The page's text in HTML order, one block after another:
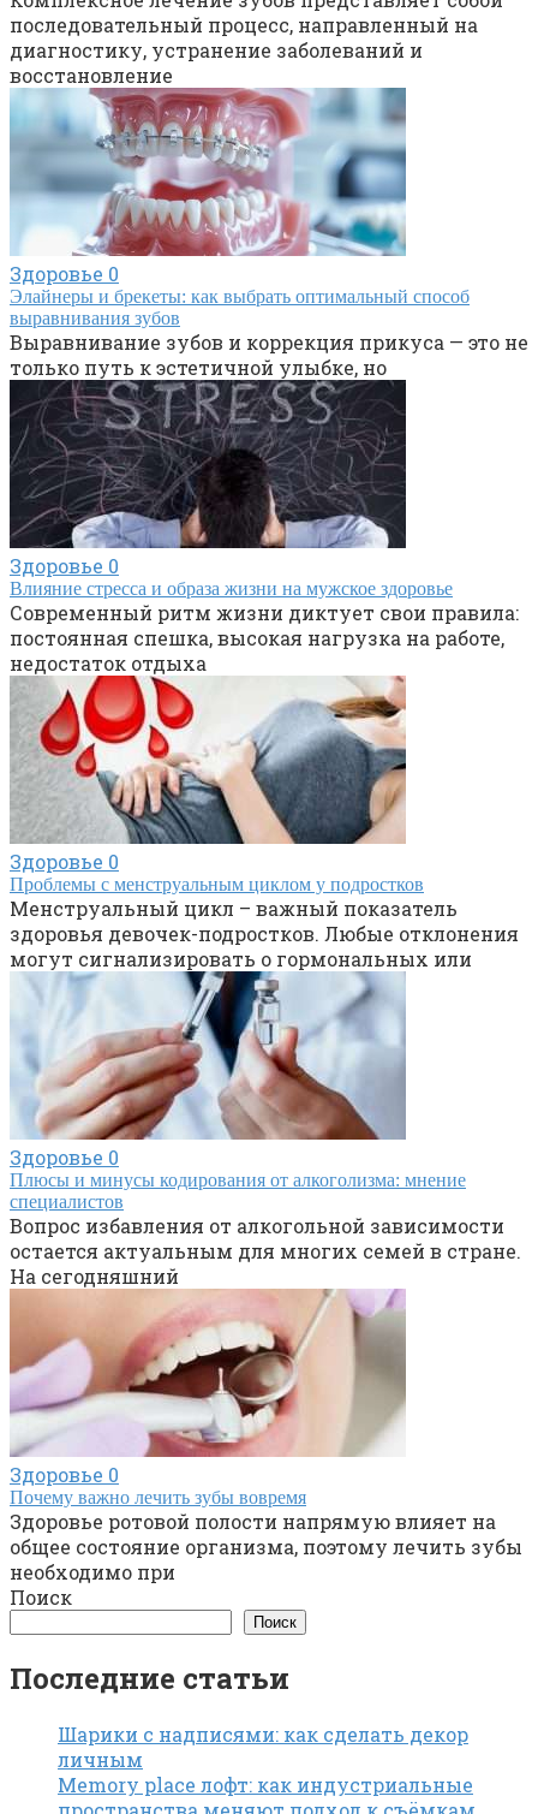
последовательный процесс, направленный на
диагностику, устранение заболеваний и
восстановление
Здоровье 0
Элайнеры и брекеты: как выбрать оптимальный способ
выравнивания зубов
Выравнивание зубов и коррекция прикуса — это не
только путь к эстетичной улыбке, но
Здоровье 0
Влияние стресса и образа жизни на мужское здоровье
Современный ритм жизни диктует свои правила:
постоянная спешка, высокая нагрузка на работе,
недостаток отдыха
Здоровье 0
Проблемы с менструальным циклом у подростков
Менструальный цикл – важный показатель
здоровья девочек-подростков. Любые отклонения
могут сигнализировать о гормональных или
Здоровье 0
Плюсы и минусы кодирования от алкоголизма: мнение
специалистов
Вопрос избавления от алкогольной зависимости
остается актуальным для многих семей в стране.
На сегодняшний
Здоровье 0
Почему важно лечить зубы вовремя
Здоровье ротовой полости напрямую влияет на
общее состояние организма, поэтому лечить зубы
необходимо при
Поиск
Поиск
Последние статьи
Шарики с надписями: как сделать декор
личным
Memory place лофт: как индустриальные